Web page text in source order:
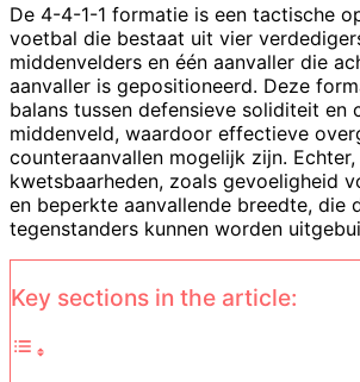
De 4-4-1-1 formatie is een tactische
voetbal die bestaat uit vier
middenvelders en één aanvaller die
aanvaller is gepositioneerd. Deze
balans tussen defensieve soliditeit en
middenveld, waardoor effectieve
counteraanvallen mogelijk zijn.
kwetsbaarheden, zoals gevoeligheid
en beperkte aanvallende breedte, die
tegenstanders kunnen worden
Key sections in the article: